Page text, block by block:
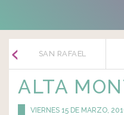
SAN RAFAEL
ALTA
VIERNES 15 DE MARZO,